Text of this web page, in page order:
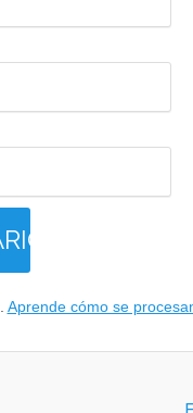
Aprende cómo se